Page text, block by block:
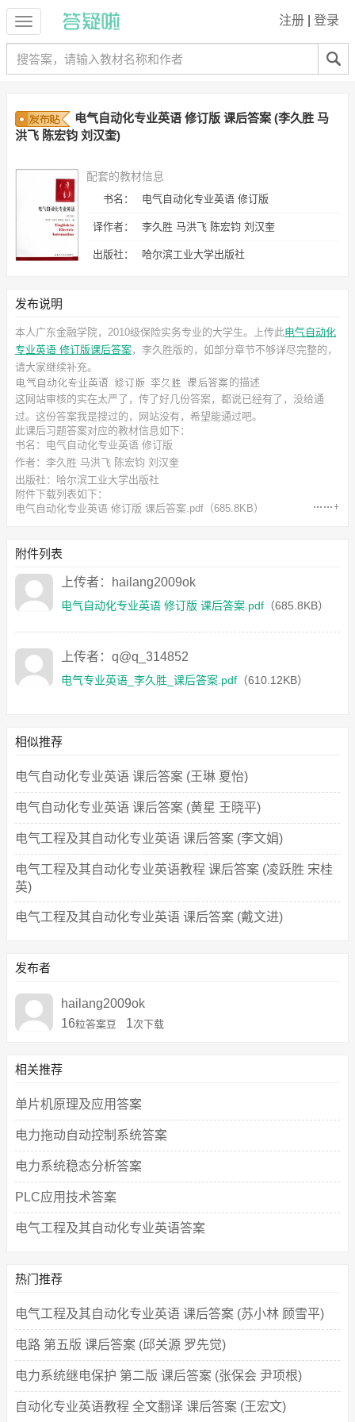
注册 登录
电气自动化专业英语 修订版 课后答案 (李久胜 马
洪飞 陈宏钧 刘汉奎)
配套的教材信息
书名： 电气自动化专业英语 修订版
译作者： 李久胜 马洪飞 陈宏钧 刘汉奎
出版社： 哈尔滨工业大学出版社
发布说明
本人广东金融学院，2010级保险实务专业的大学生。上传此电气自动化
专业英语 修订版课后答案，李久胜版的，如部分章节不够详尽完整的，
请大家继续补充。
的描述
这网站审核的实在太严了，传了好几份答案，都说已经有了，没给通
过。这份答案我是搜过的，网站没有，希望能通过吧。
此课后习题答案对应的教材信息如下：
书名：电气自动化专业英语 修订版
作者：李久胜 马洪飞 陈宏钧 刘汉奎
出版社：哈尔滨工业大学出版社
附件下载列表如下：
电气自动化专业英语 修订版 课后答案.pdf （685.8KB）
附件列表
上传者：hailang2009ok
电气自动化专业英语 修订版 课后答案.pdf （685.8KB）
上传者：q@q_314852
电气专业英语_李久胜_课后答案.pdf （610.12KB）
相似推荐
电气自动化专业英语 课后答案 (王琳 夏怡)
电气自动化专业英语 课后答案 (黄星 王晓平)
电气工程及其自动化专业英语 课后答案 (李文娟)
电气工程及其自动化专业英语教程 课后答案 (凌跃胜 宋桂
英)
电气工程及其自动化专业英语 课后答案 (戴文进)
发布者
hailang2009ok
16粒答案豆 1次下载
相关推荐
单片机原理及应用答案
电力拖动自动控制系统答案
电力系统稳态分析答案
PLC应用技术答案
电气工程及其自动化专业英语答案
热门推荐
电气工程及其自动化专业英语 课后答案 (苏小林 顾雪平)
电路 第五版 课后答案 (邱关源 罗先觉)
电力系统继电保护 第二版 课后答案 (张保会 尹项根)
自动化专业英语教程 全文翻译 课后答案 (王宏文)